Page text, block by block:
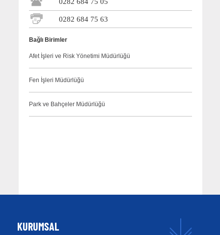
0282 684 75 63
Bağlı Birimler
Afet İşleri ve Risk Yönetimi Müdürlüğü
Fen İşleri Müdürlüğü
Park ve Bahçeler Müdürlüğü
KURUMSAL